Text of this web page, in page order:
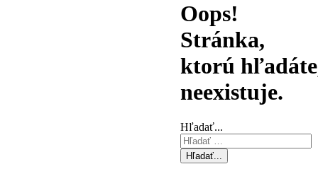
Oops!
Stránka,
ktorú
neexistuje.
Hľadať...
Hľadať...